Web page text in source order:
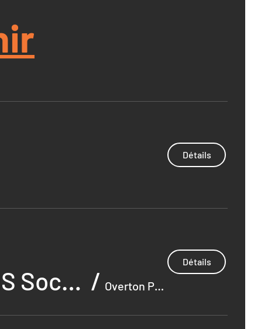
Détails
Walk MS 2026 - Hosted by the National MS Society / Overton Park East Parkway Pavilion
Détails